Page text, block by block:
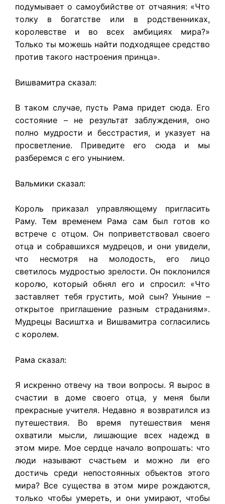
подумывает о самоубийстве от отчаяния: «Что
толку в богатстве или в родственниках,
королевстве и во всех амбициях мира?»
Только ты можешь найти подходящее средство
против такого настроения принца».
Вишвамитра сказал:
В таком случае, пусть Рама придет сюда. Его
состояние – не результат заблуждения, оно
полно мудрости и бесстрастия, и указует на
просветление. Приведите его сюда и мы
разберемся с его унынием.
Вальмики сказал:
Король приказал управляющему пригласить
Раму. Тем временем Рама сам был готов ко
встрече с отцом. Он поприветствовал своего
отца и собравшихся мудрецов, и они увидели,
что несмотря на молодость, его лицо
светилось мудростью зрелости. Он поклонился
королю, который обнял его и спросил: «Что
заставляет тебя грустить, мой сын? Уныние –
открытое приглашение разным страданиям».
Мудрецы Васиштха и Вишвамитра согласились
с королем.
Рама сказал:
Я искренно отвечу на твои вопросы. Я вырос в
счастии в доме своего отца, у меня были
прекрасные учителя. Недавно я возвратился из
путешествия. Во время путешествия меня
охватили мысли, лишающие всех надежд в
этом мире. Мое сердце начало вопрошать: что
люди называют счастьем и можно ли его
достичь среди непостоянных объектов этого
мира? Все существа в этом мире рождаются,
только чтобы умереть, и они умирают, чтобы